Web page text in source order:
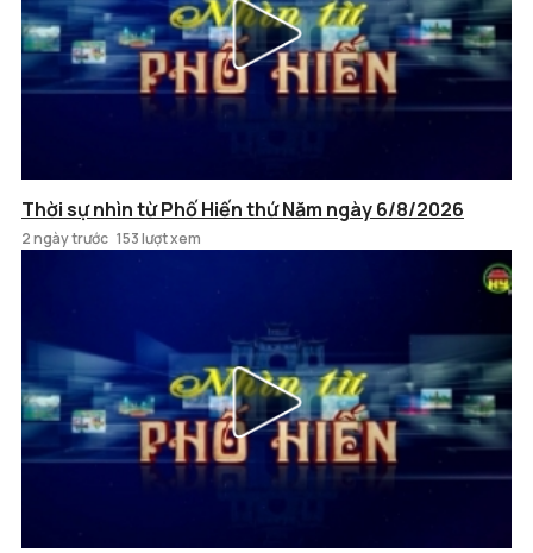
Thời sự nhìn từ Phố Hiến thứ Năm ngày 6/8/2026
2 ngày trước 153 lượt xem